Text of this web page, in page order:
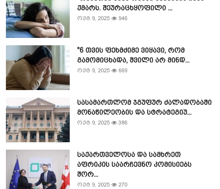
ქმარს. შეურაცხყოფილი ...
ოქტ 9, 2025 946
"6 თვის ფეხმძიმე ვიყავი, რომ
გამომიცხადა, შვილი არ მინდ...
ოქტ 9, 2025 669
სასამართლომ ჯგუფურ ძალადობაში
მონაწილეობის და სტრატეგიუ...
ოქტ 9, 2025 386
საქართველოსა და სამხრეთ
აფრიკის საარჩევნო კომისიებს
შორ...
ოქტ 9, 2025 270